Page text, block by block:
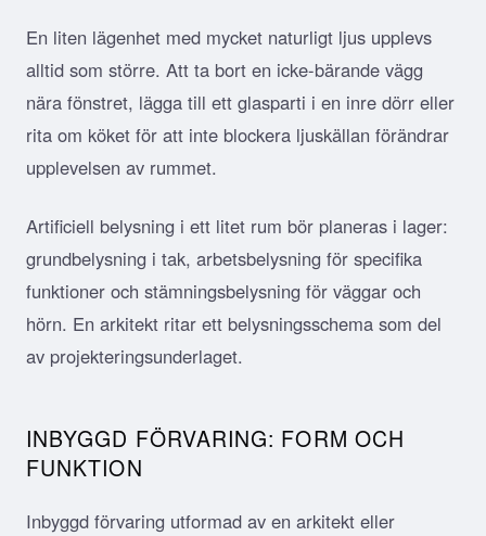
En liten lägenhet med mycket naturligt ljus upplevs
alltid som större. Att ta bort en icke-bärande vägg
nära fönstret, lägga till ett glasparti i en inre dörr eller
rita om köket för att inte blockera ljuskällan förändrar
upplevelsen av rummet.
Artificiell belysning i ett litet rum bör planeras i lager:
grundbelysning i tak, arbetsbelysning för specifika
funktioner och stämningsbelysning för väggar och
hörn. En arkitekt ritar ett belysningsschema som del
av projekteringsunderlaget.
INBYGGD FÖRVARING: FORM OCH
FUNKTION
Inbyggd förvaring utformad av en arkitekt eller